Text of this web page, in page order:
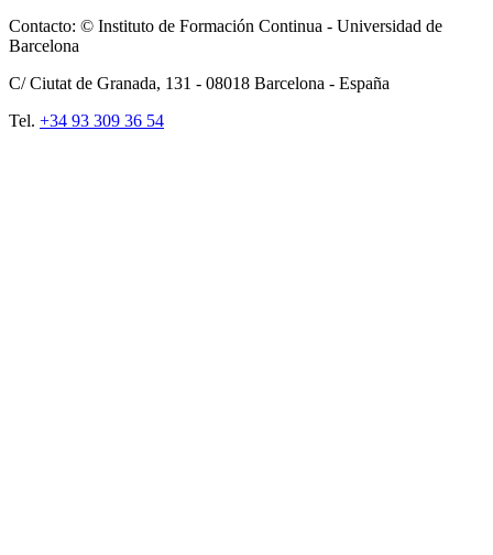
Contacto: © Instituto de Formación Continua - Universidad de
Barcelona
C/ Ciutat de Granada, 131 - 08018 Barcelona - España
Tel. +34 93 309 36 54